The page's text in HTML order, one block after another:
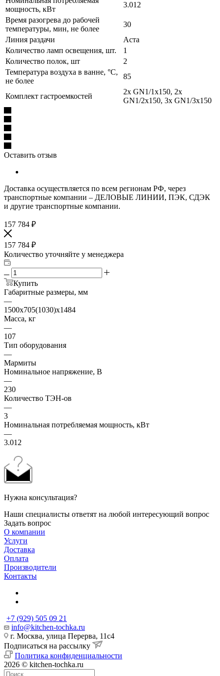
мощность, кВт
3.012
Время разогрева до рабочей
температуры, мин, не более
30
Линия раздачи
Аста
Количество ламп освещения, шт.
1
Количество полок, шт
2
Температура воздуха в ванне, °С,
не более
85
Комплект гастроемкостей
2x GN1/1x150, 2x
GN1/2x150, 3x GN1/3x150
Оставить отзыв
Доставка осуществляется по всем регионам РФ, через
транспортные компании – ДЕЛОВЫЕ ЛИНИИ, ПЭК, СДЭК
и другие транспортные компании.
157 784 ₽
157 784 ₽
Количество уточняйте у менеджера
Купить
Габаритные размеры, мм
—
1500x705(1030)x1484
Масса, кг
—
107
Тип оборудования
—
Мармиты
Номинальное напряжение, В
—
230
Количество ТЭН-ов
—
3
Номинальная потребляемая мощность, кВт
—
3.012
Нужна консультация?
Наши специалисты ответят на любой интересующий вопрос
Задать вопрос
О компании
Услуги
Доставка
Оплата
Производители
Контакты
+7 (929) 505 09 21
info@kitchen-tochka.ru
г. Москва, улица Перерва, 11с4
Подписаться на рассылку
Политика конфиденциальности
2026 © kitchen-tochka.ru